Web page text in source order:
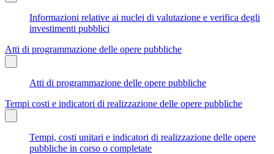
Informazioni relative ai nuclei di valutazione e verifica degli
investimenti pubblici
Atti di programmazione delle opere pubbliche
Atti di programmazione delle opere pubbliche
Tempi costi e indicatori di realizzazione delle opere pubbliche
Tempi, costi unitari e indicatori di realizzazione delle opere
pubbliche in corso o completate